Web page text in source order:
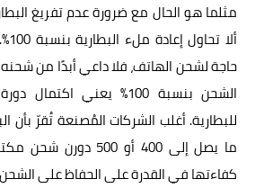
الشحن بنسبة 100% يعني
للبطارية. أغلب الشركات المُصنعة تُقرّ بأن
ما يصل إلى 400 أو
كفاءتها في القدرة على الحفاظ على الشحن بنسبة